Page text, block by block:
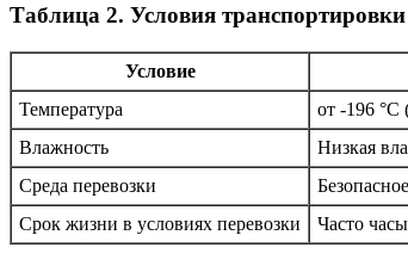
Таблица 2. Условия
Условие
Температура
от -196 °C
Влажность
Низкая
Среда перевозки
Срок жизни в условиях перевозки
Часто